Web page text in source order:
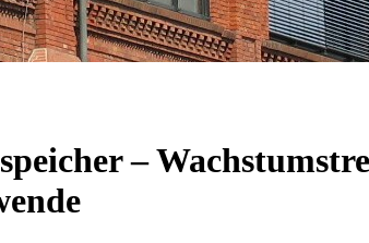
–